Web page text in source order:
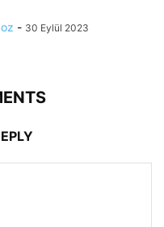
- 30 Eylül 2023